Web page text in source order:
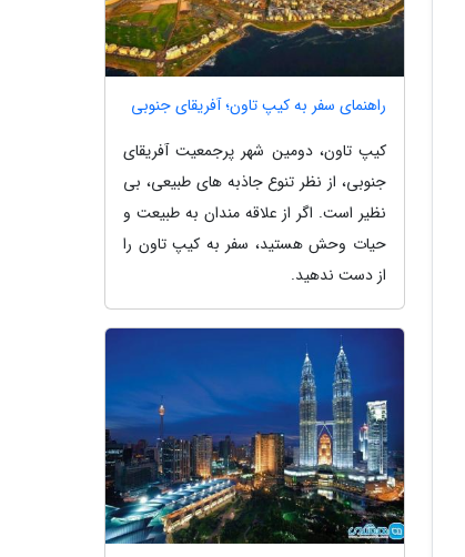
راهنمای سفر به کیپ تاون؛ آفریقای جنوبی
کیپ تاون، دومین شهر پرجمعیت آفریقای
جنوبی، از نظر تنوع جاذبه های طبیعی، بی
نظیر است. اگر از علاقه مندان به طبیعت و
حیات وحش هستید، سفر به کیپ تاون را
از دست ندهید.